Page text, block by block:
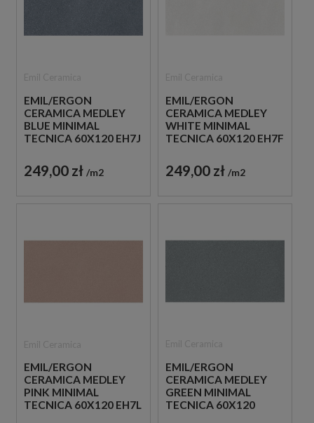
EMIL/ERGON
CERAMICA MEDLEY
BLUE MINIMAL
TECNICA 60X120 EH7J
IMITUJĄCE LASTRYKO
249,00 zł m2
EMIL/ERGON
CERAMICA MEDLEY
WHITE MINIMAL
TECNICA 60X120 EH7F
IMITUJĄCE LASTRYKO
249,00 zł m2
EMIL/ERGON
CERAMICA MEDLEY
PINK MINIMAL
TECNICA 60X120 EH7L
EMIL/ERGON
CERAMICA MEDLEY
GREEN MINIMAL
TECNICA 60X120